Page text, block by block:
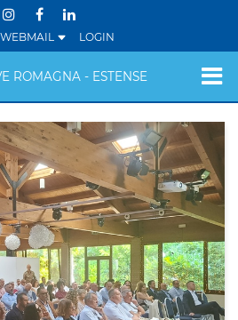
WEBMAIL LOGIN
ROMAGNA - ESTENSE